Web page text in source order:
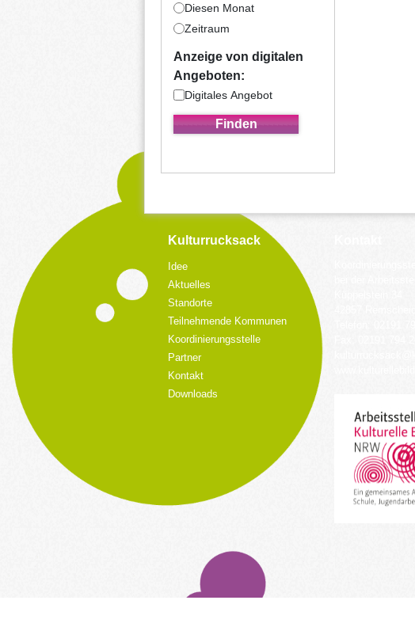
Diesen Monat
Zeitraum
Anzeige von digitalen
Angeboten:
Digitales Angebot
Kulturrucksack
Idee
Aktuelles
Standorte
Teilnehmende Kommunen
Koordinierungsstelle
Partner
Kontakt
Downloads